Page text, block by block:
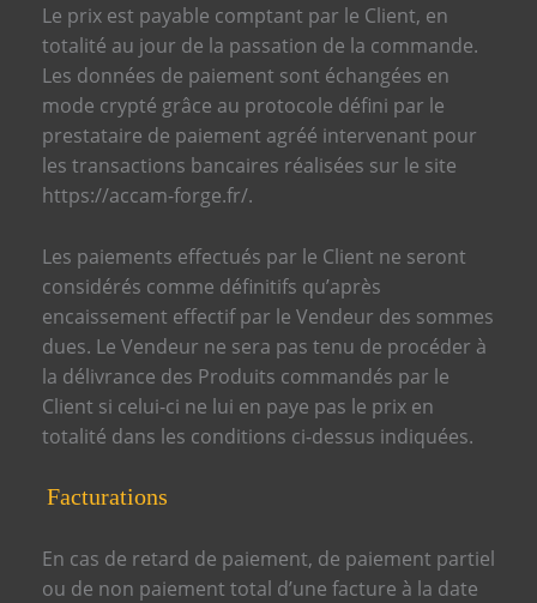
Le prix est payable comptant par le Client, en
totalité au jour de la passation de la commande.
Les données de paiement sont échangées en
mode crypté grâce au protocole défini par le
prestataire de paiement agréé intervenant pour
les transactions bancaires réalisées sur le site
https://accam-forge.fr/.
Les paiements effectués par le Client ne seront
considérés comme définitifs qu’après
encaissement effectif par le Vendeur des sommes
dues. Le Vendeur ne sera pas tenu de procéder à
la délivrance des Produits commandés par le
Client si celui-ci ne lui en paye pas le prix en
totalité dans les conditions ci-dessus indiquées.
Facturations
En cas de retard de paiement, de paiement partiel
ou de non paiement total d’une facture à la date